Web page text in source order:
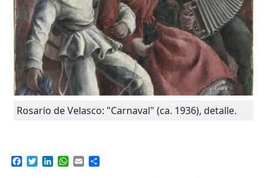
Rosario de Velasco: "Carnaval" (ca. 1936), detalle.
Facebook
TwitterLinkedIn
WhatsApp
Email